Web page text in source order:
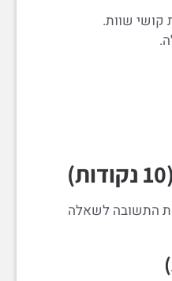
קושי שוות.
לכתוב את התשובה לשאלה